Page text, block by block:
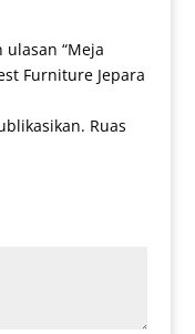
“Meja
Furniture Jepara
Ruas